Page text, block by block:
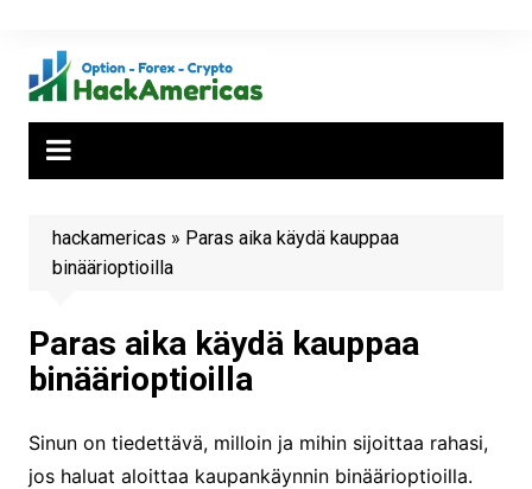
hackamericas » Paras aika käydä kauppaa
binäärioptioilla
Paras aika käydä kauppaa
binäärioptioilla
Sinun on tiedettävä, milloin ja mihin sijoittaa rahasi,
jos haluat aloittaa kaupankäynnin binäärioptioilla.